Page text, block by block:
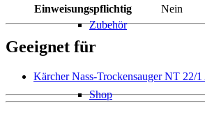
Zubehör
Shop
Einweisungspflichtig
Nein
Geeignet für
Kärcher Nass-Trockensauger NT 22/